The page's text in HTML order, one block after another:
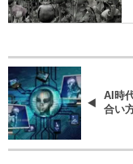
AI時
合い